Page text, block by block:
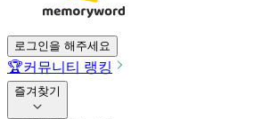
로그인을 해주세요
🏆커뮤니티 랭킹
즐겨찾기